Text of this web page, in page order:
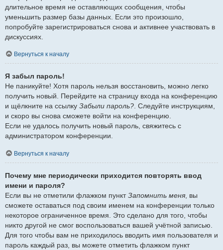
длительное время не оставляющих сообщения, чтобы
уменьшить размер базы данных. Если это произошло,
попробуйте зарегистрироваться снова и активнее участвовать в
дискуссиях.
Вернуться к началу
Я забыл пароль!
Не паникуйте! Хотя пароль нельзя восстановить, можно легко
получить новый. Перейдите на страницу входа на конференцию
и щёлкните на ссылку Забыли пароль?. Следуйте инструкциям,
и скоро вы снова сможете войти на конференцию.
Если не удалось получить новый пароль, свяжитесь с
администратором конференции.
Вернуться к началу
Почему мне периодически приходится повторять ввод
имени и пароля?
Если вы не отметили флажком пунктЗапомнить меня , вы
сможете оставаться под своим именем на конференции только
некоторое ограниченное время. Это сделано для того, чтобы
никто другой не смог воспользоваться вашей учётной записью.
Для того чтобы вам не приходилось вводить имя пользователя и
пароль каждый раз, вы можете отметить флажком пункт